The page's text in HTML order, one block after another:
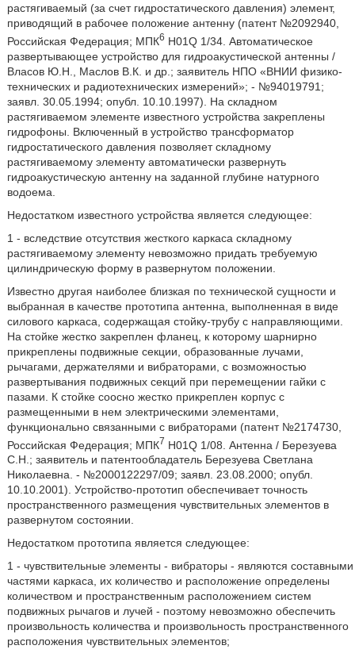
растягиваемый (за счет гидростатического давления) элемент,
приводящий в рабочее положение антенну (патент №2092940,
Российская Федерация; МПК6 H01Q 1/34. Автоматическое
развертывающее устройство для гидроакустической антенны /
Власов Ю.Н., Маслов В.К. и др.; заявитель НПО «ВНИИ физико-
технических и радиотехнических измерений»; - №94019791;
заявл. 30.05.1994; опубл. 10.10.1997). На складном
растягиваемом элементе известного устройства закреплены
гидрофоны. Включенный в устройство трансформатор
гидростатического давления позволяет складному
растягиваемому элементу автоматически развернуть
гидроакустическую антенну на заданной глубине натурного
водоема.
Недостатком известного устройства является следующее:
1 - вследствие отсутствия жесткого каркаса складному
растягиваемому элементу невозможно придать требуемую
цилиндрическую форму в развернутом положении.
Известно другая наиболее близкая по технической сущности и
выбранная в качестве прототипа антенна, выполненная в виде
силового каркаса, содержащая стойку-трубу с направляющими.
На стойке жестко закреплен фланец, к которому шарнирно
прикреплены подвижные секции, образованные лучами,
рычагами, держателями и вибраторами, с возможностью
развертывания подвижных секций при перемещении гайки с
пазами. К стойке соосно жестко прикреплен корпус с
размещенными в нем электрическими элементами,
функционально связанными с вибраторами (патент №2174730,
Российская Федерация; МПК7 H01Q 1/08. Антенна / Березуева
С.Н.; заявитель и патентообладатель Березуева Светлана
Николаевна. - №2000122297/09; заявл. 23.08.2000; опубл.
10.10.2001). Устройство-прототип обеспечивает точность
пространственного размещения чувствительных элементов в
развернутом состоянии.
Недостатком прототипа является следующее:
1 - чувствительные элементы - вибраторы - являются составными
частями каркаса, их количество и расположение определены
количеством и пространственным расположением систем
подвижных рычагов и лучей - поэтому невозможно обеспечить
произвольность количества и произвольность пространственного
расположения чувствительных элементов;